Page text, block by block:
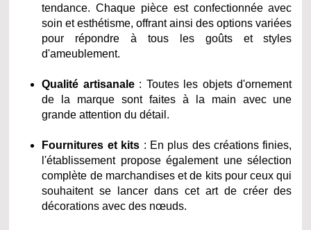
tendance. Chaque pièce est confectionnée avec
soin et esthétisme, offrant ainsi des options variées
pour répondre à tous les goûts et styles
d'ameublement.
Qualité artisanale: Toutes les objets d'ornement
de la marque sont faites à la main avec une
grande attention du détail.
Fournitures et kits : En plus des créations finies,
l'établissement propose également une sélection
complète de marchandises et de kits pour ceux qui
souhaitent se lancer dans cet art de créer des
décorations avec des nœuds.